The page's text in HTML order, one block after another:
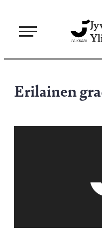
sisältöön
Erilainen